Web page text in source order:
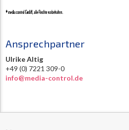
Ansprechpartner
Ulrike Altig
+49 (0) 7221 309-0
info@media-control.de